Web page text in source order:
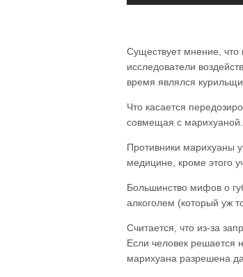
Существует мнение, что
исследователи
время являлся
Что касается
совмещая с марихуаной.
Противники марихуаны
медицине, кроме этого
Большинство мифов о
алкоголем (который уж
Считается, что из-за
Если человек решается
марихуана разрешена